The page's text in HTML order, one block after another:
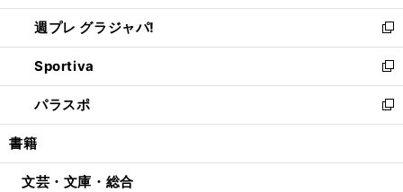
開
く
ウ
で
開
く
ウ
ィ
ン
ド
ウ
で
開
し
い
ウ
ィ
ン
ド
ウ
開
週プレ グラジャパ!
新
し
い
ウ
ィ
ン
ウ
Sportiva
新
し
い
ウ
ン
パラスポ
新
し
ウ
書籍
文芸・文庫・総合